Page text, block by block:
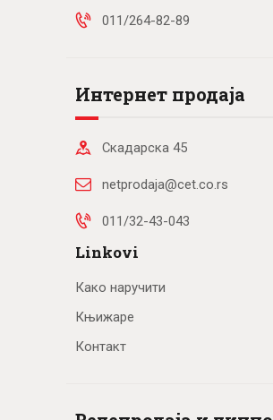
011/264-82-89
Интернет продаја
Скадарска 45
netprodaja@cet.co.rs
011/32-43-043
Linkovi
Како наручити
Књижаре
Контакт